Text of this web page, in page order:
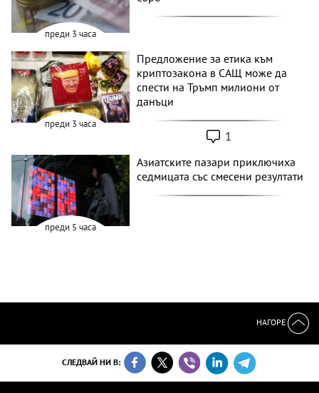
преди 3 часа
преди 3 часа
Предложение за етика към
криптозакона в САЩ може да
спести на Тръмп милиони от
данъци
1
преди 5 часа
Азиатските пазари приключиха
седмицата със смесени резултати
НАГОРЕ
СЛЕДВАЙ НИ В: